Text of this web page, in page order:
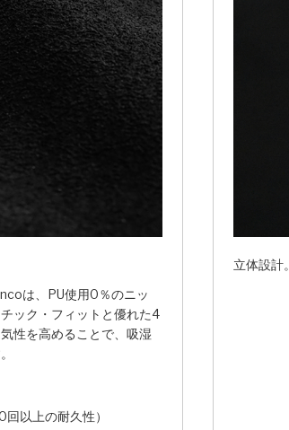
は、PU使用0％のニッ
ック・フィットと優れた4
性を高めることで、吸湿
以上の耐久性）
立体設計。